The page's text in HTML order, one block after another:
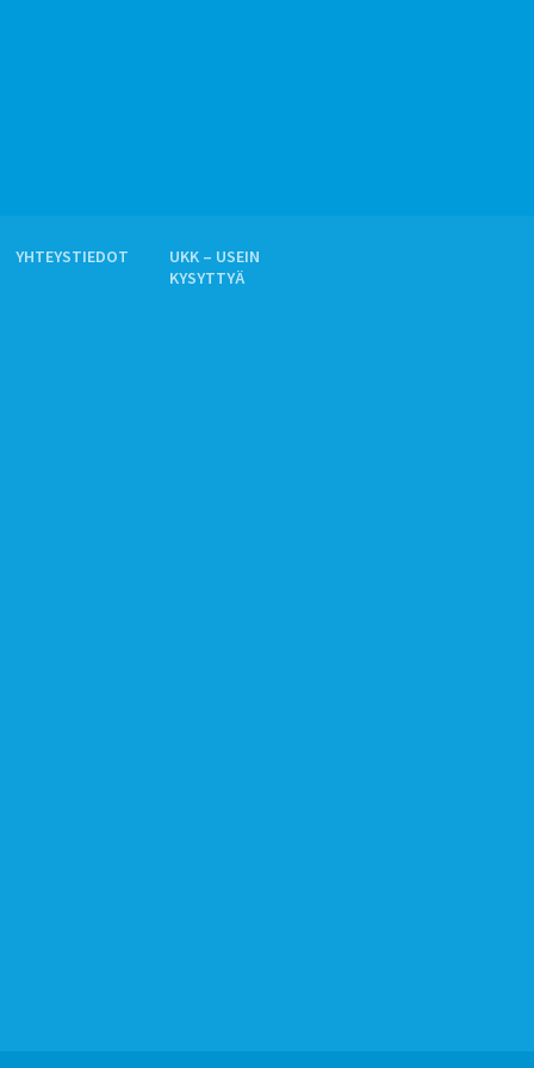
YHTEYSTIEDOT
UKK – USEIN
KYSYTTYÄ